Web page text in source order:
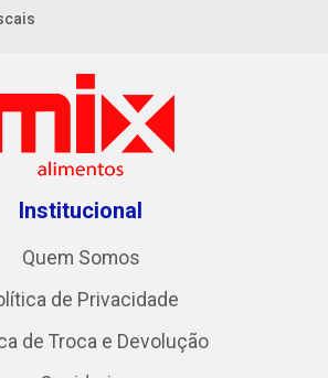
Institucional
Quem Somos
de Privacidade
de Troca e Devolução